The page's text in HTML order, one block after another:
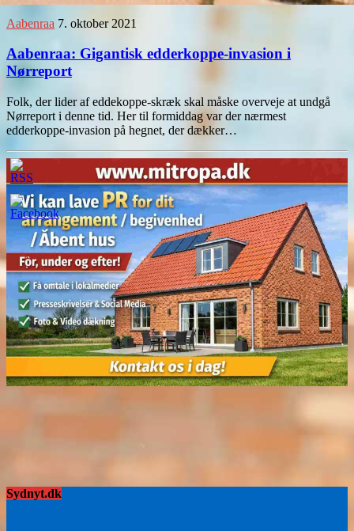
Aabenraa 7. oktober 2021
Aabenraa: Gigantisk edderkoppe-invasion i
Nørreport
Folk, der lider af eddekoppe-skræk skal måske overveje at undgå
Nørreport i denne tid. Her til formiddag var der nærmest
edderkoppe-invasion på hegnet, der dækker…
Sydnyt.dk